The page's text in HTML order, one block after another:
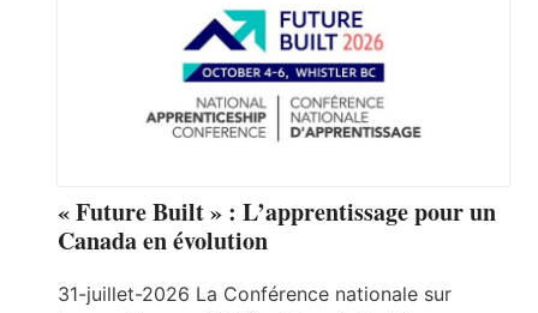
« Future Built » : L’apprentissage pour un
Canada en évolution
31-juillet-2026 La Conférence nationale sur